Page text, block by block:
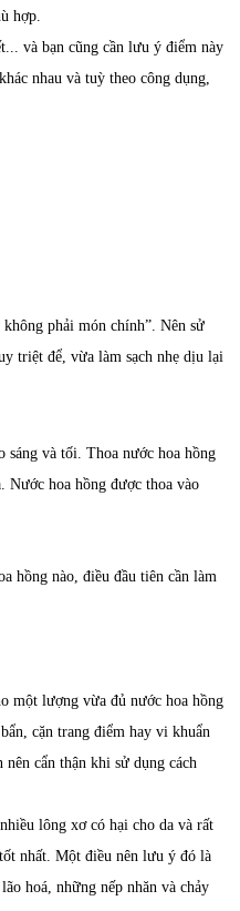
hợp.
và bạn cũng cần lưu ý điểm này
nhau và tuỳ theo công dụng,
phải món chính”. Nên sử
triệt để, vừa làm sạch nhẹ dịu lại
sáng và tối. Thoa nước hoa hồng
Nước hoa hồng được thoa vào
hồng nào, điều đầu tiên cần làm
một lượng vừa đủ nước hoa hồng
cặn trang điểm hay vi khuẩn
cẩn thận khi sử dụng cách
lông xơ có hại cho da và rất
nhất. Một điều nên lưu ý đó là
hoá, những nếp nhăn và chảy